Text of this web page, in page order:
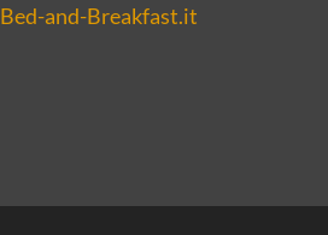
Bed-and-Breakfast.it